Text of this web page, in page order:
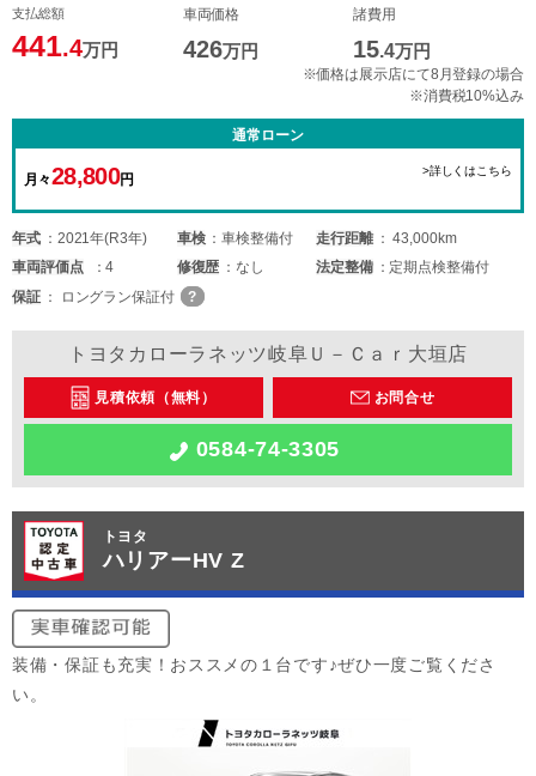
支払総額
441.4万円
車両価格
426万円
諸費用
15.4万円
※価格は展示店にて8月登録の場合
※消費税10%込み
通常ローン
月々28,800円
>詳しくはこちら
年式 2021年(R3年) 車検 車検整備付 走行距離
43,000km
車両評価点 4 修復歴 なし 法定整備
定期点検整備付
保証
ロングラン保証付
トヨタカローラネッツ岐阜Ｕ－Ｃａｒ大垣店
見積依頼（無料） お問合せ
0584-74-3305
トヨタ
ハリアーHV Z
装備・保証も充実！おススメの１台です♪ぜひ一度ご覧くださ
い。